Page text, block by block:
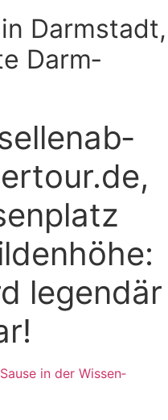
Darm­stadt,
Darm­
legendär
in der Wis­sen­